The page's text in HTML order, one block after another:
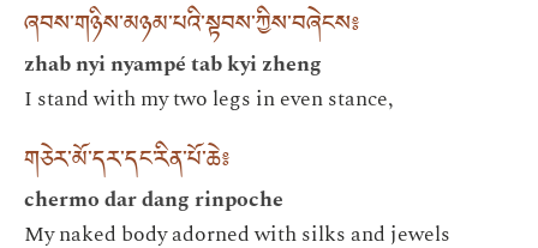
ཞབས་གཉིས་མཉམ་པའི་སྟབས་ཀྱིས་བཞེངས༔
zhab nyi nyampé tab kyi zheng
I stand with my two legs in even stance,
གཅེར་མོ་དར་དང་རིན་པོ་ཆེ༔
chermo dar dang rinpoche
My naked body adorned with silks and jewels